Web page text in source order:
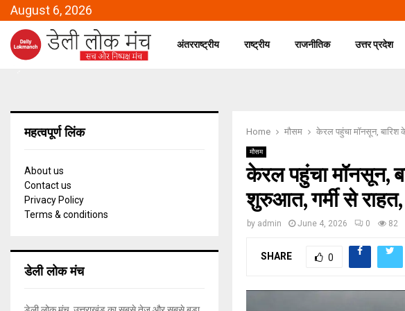
August 6, 2026
अंतरराष्ट्रीय राष्ट्रीय राजनीतिक उत्तर प्रदेश
Home मौसम केरल पहुंचा मॉनसून, बारिश
मौसम
केरल पहुंचा मॉनसून,
शुरुआत, गर्मी से
by admin June 4, 2026 0 82
SHARE 0
महत्वपूर्ण लिंक
About us
Contact us
Privacy Policy
Terms & conditions
डेली लोक मंच